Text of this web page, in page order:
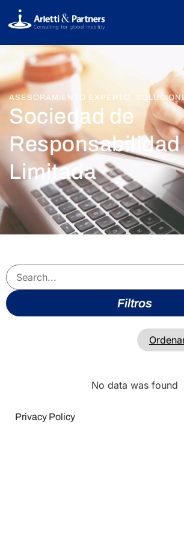
ASESORAMIENTO EXPERTO.
Sociedad de
Responsabilidad
Limitada
Filtros
No data was found
Privacy Policy